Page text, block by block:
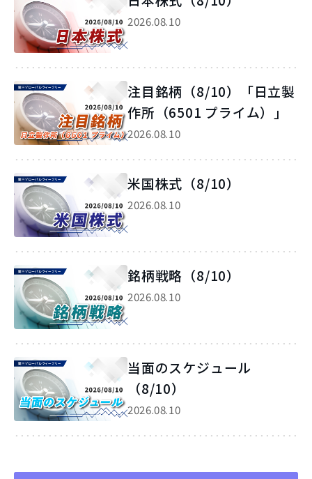
2026.08.10
注目銘柄（8/10）「日立製
作所（6501 プライム）」
2026.08.10
米国株式（8/10）
2026.08.10
銘柄戦略（8/10）
2026.08.10
当面のスケジュール
（8/10）
2026.08.10